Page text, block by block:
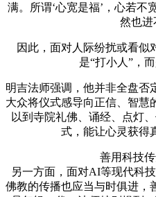
满。所谓‘心宽是福’，心若不
然也进
因此，面对人际纷扰或看似
是“打小人”，
明吉法师强调，他并非全盘否
大众将仪式感导向正信、智慧
以到寺院礼佛、诵经、点灯
式，能让心灵获得
善用科技
另一方面，面对AI等现代科
佛教的传播也应当与时俱进，